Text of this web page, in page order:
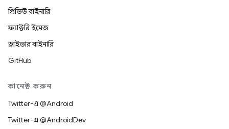
প্রিভিউ বাইনারি
ফ্যাক্টরি ইমেজ
ড্রাইভার বাইনারি
GitHub
কানেক্ট করুন
Twitter-এ @Android
Twitter-এ @AndroidDev